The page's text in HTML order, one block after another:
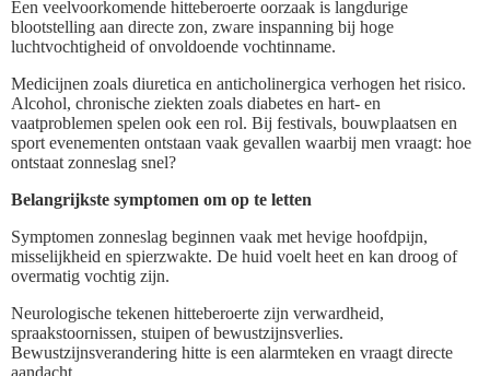
Een veelvoorkomende hitteberoerte oorzaak is langdurige
blootstelling aan directe zon, zware inspanning bij hoge
luchtvochtigheid of onvoldoende vochtinname.
Medicijnen zoals diuretica en anticholinergica verhogen het risico.
Alcohol, chronische ziekten zoals diabetes en hart- en
vaatproblemen spelen ook een rol. Bij festivals, bouwplaatsen en
sport evenementen ontstaan vaak gevallen waarbij men vraagt: hoe
ontstaat zonneslag snel?
Belangrijkste symptomen om op te letten
Symptomen zonneslag beginnen vaak met hevige hoofdpijn,
misselijkheid en spierzwakte. De huid voelt heet en kan droog of
overmatig vochtig zijn.
Neurologische tekenen hitteberoerte zijn verwardheid,
spraakstoornissen, stuipen of bewustzijnsverlies.
Bewustzijnsverandering hitte is een alarmteken en vraagt directe
aandacht.